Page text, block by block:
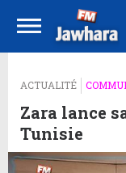
ACTUALITÉ
Zara lance
Tunisie